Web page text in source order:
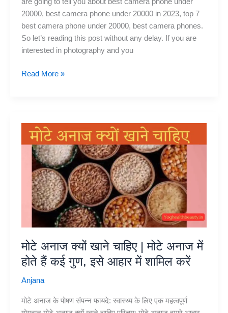
20000, best camera phone under 20000 in 2023, top 7
best camera phone under 20000, best camera phones.
So let’s reading this post without any delay. If you are
interested in photography and you
Under
Best
Phone
Read More »
मोटे अनाज क्यों खाने चाहिए | मोटे अनाज में
होते हैं कई गुण, इसे आहार में शामिल करें
Anjana
मोटे अनाज के पोषण संपन्न फायदे: स्वास्थ्य के लिए एक महत्वपूर्ण